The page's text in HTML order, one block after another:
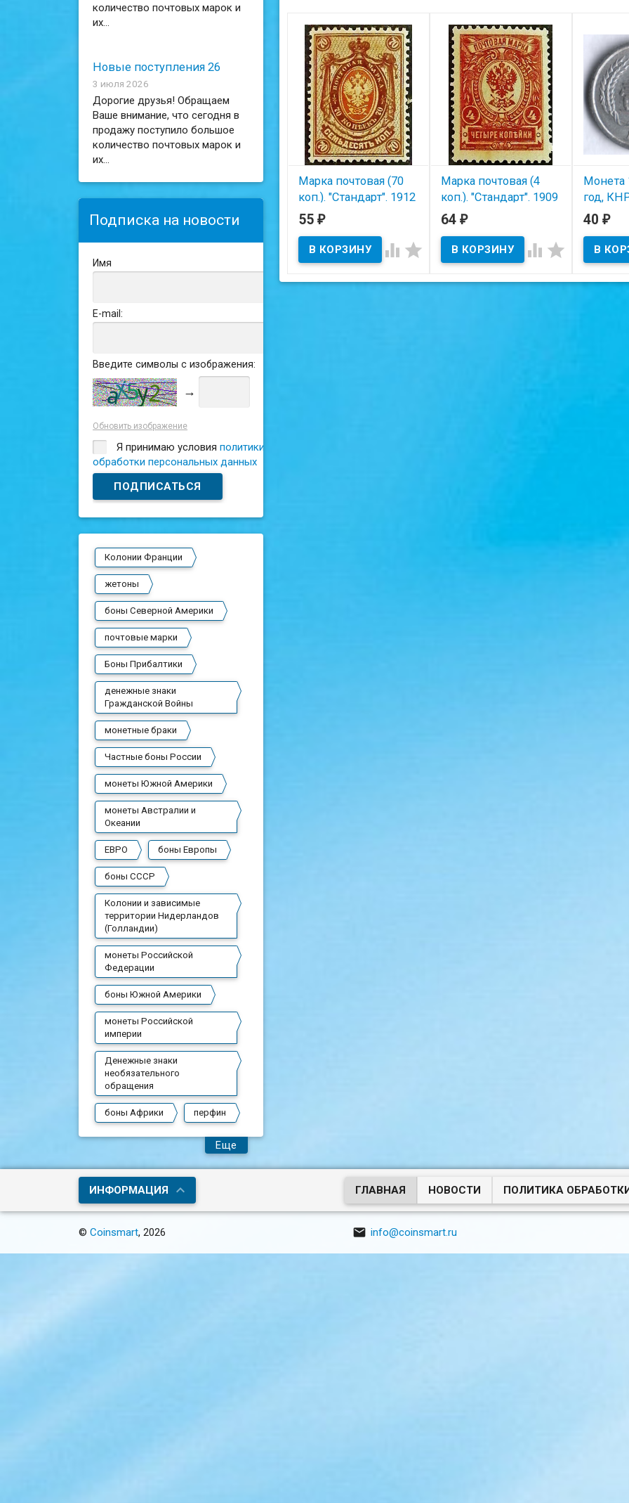
количество почтовых марок и
их...
Новые поступления 26
3 июля 2026
Дорогие друзья! Обращаем
Ваше внимание, что сегодня в
продажу поступило большое
количество почтовых марок и
их...
Подписка на новости
Имя
E-mail:
Введите символы с изображения:
→
Обновить изображение
Я принимаю условияполитики
обработки персональных данных
Колонии Франции
жетоны
боны Северной Америки
почтовые марки
Боны Прибалтики
денежные знаки
Гражданской Войны
монетные браки
Частные боны России
монеты Южной Америки
монеты Австралии и
Океании
ЕВРО боны Европы
боны СССР
Колонии и зависимые
территории Нидерландов
(Голландии)
монеты Российской
Федерации
боны Южной Америки
монеты Российской
империи
Денежные знаки
необязательного
обращения
боны Африки перфин
Еще
Марка почтовая (70
коп.). "Стандарт". 1912
год, Российская
55 ₽
 
Марка почтовая (4
коп.). "Стандарт". 1909
год, Российская
64 ₽
 
Монета
год,
В
40 ₽
ИНФОРМАЦИЯ ГЛАВНАЯ НОВОСТИ ПОЛИТИКА
©Coinsmart, 2026  info@coinsmart.ru